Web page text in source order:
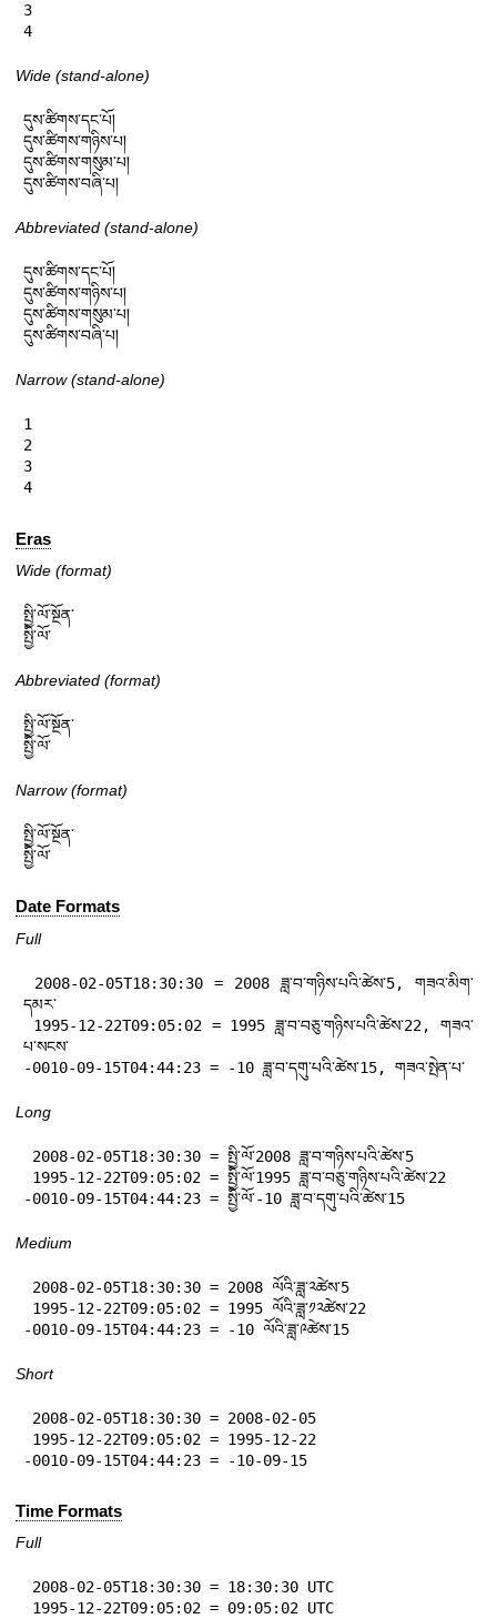
3
4
Wide (stand-alone)
དུས་ཚིགས་དང་པོ།
དུས་ཚིགས་གཉིས་པ།
དུས་ཚིགས་གསུམ་པ།
དུས་ཚིགས་བཞི་པ།
Abbreviated (stand-alone)
དུས་ཚིགས་དང་པོ།
དུས་ཚིགས་གཉིས་པ།
དུས་ཚིགས་གསུམ་པ།
དུས་ཚིགས་བཞི་པ།
Narrow (stand-alone)
1
2
3
4
Eras
Wide (format)
སྤྱི་ལོ་སྔོན་
སྤྱི་ལོ་
Abbreviated (format)
སྤྱི་ལོ་སྔོན་
སྤྱི་ལོ་
Narrow (format)
སྤྱི་ལོ་སྔོན་
སྤྱི་ལོ་
Date Formats
Full
དམར་
པ་སངས་
-0010-09-15T04:44:23 = -10 ཟླ་བ་དགུ་པའི་ཚེས་15, གཟའ་སྤེན་པ་
Long
-0010-09-15T04:44:23 = སྤྱི་ལོ་-10 ཟླ་བ་དགུ་པའི་ཚེས་15
Medium
-0010-09-15T04:44:23 = -10 ལོའི་ཟླ་༩ཚེས་15
Short
-0010-09-15T04:44:23 = -10-09-15
Time Formats
Full